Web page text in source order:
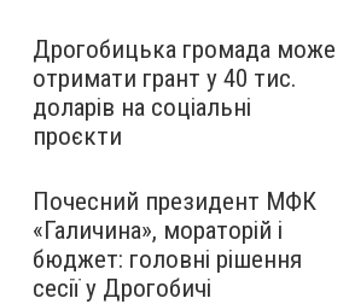
Дрогобицька громада може
отримати грант у 40 тис.
доларів на соціальні
проєкти
Почесний президент МФК
«Галичина», мораторій і
бюджет: головні рішення
сесії у Дрогобичі